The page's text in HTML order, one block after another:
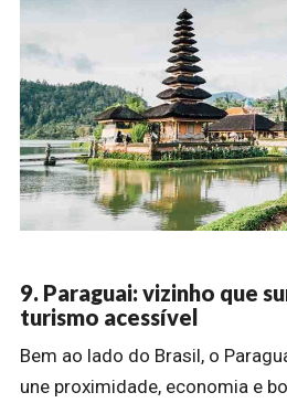
9. Paraguai: vizinho que
turismo acessível
Bem ao lado do Brasil, o
une proximidade, economia e